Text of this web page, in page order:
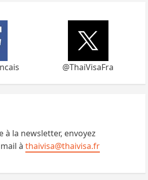
@ThaiVisaFra
à la newsletter, envoyez
à thaivisa@thaivisa.fr